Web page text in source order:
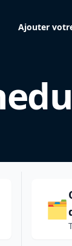
Ajouter
🗂️